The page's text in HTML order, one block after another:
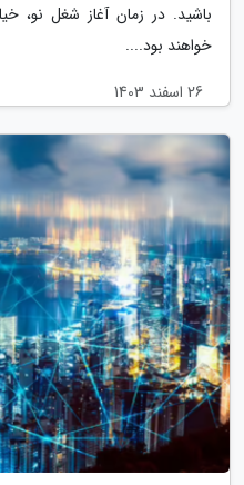
باشید. در زمان آغاز شغل نو،
خواهند بود....
26 اسفند 1403